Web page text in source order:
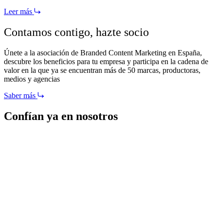
Leer más
Contamos contigo, hazte socio
Únete a la asociación de Branded Content Marketing en España,
descubre los beneficios para tu empresa y participa en la cadena de
valor en la que ya se encuentran más de 50 marcas, productoras,
medios y agencias
Saber más
Confían ya en nosotros